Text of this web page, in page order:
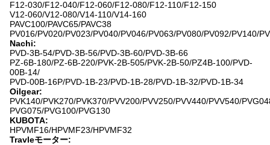
F12-030/F12-040/F12-060/F12-080/F12-110/F12-150
V12-060/V12-080/V14-110/V14-160
PAVC100/PAVC65/PAVC38
PV016/PV020/PV023/PV040/PV046/PV063/PV080/PV092/PV140/
Nachi:
PVD-3B-54/PVD-3B-56/PVD-3B-60/PVD-3B-66
PZ-6B-180/PZ-6B-220/PVK-2B-505/PVK-2B-50/PZ4B-100/PVD-
00B-14/
PVD-00B-16P/PVD-1B-23/PVD-1B-28/PVD-1B-32/PVD-1B-34
Oilgear:
PVK140/PVK270/PVK370/PVV200/PVV250/PVV440/PVV540/
PVG075/PVG100/PVG130
KUBOTA:
HPVMF16/HPVMF23/HPVMF32
Travleモーター: